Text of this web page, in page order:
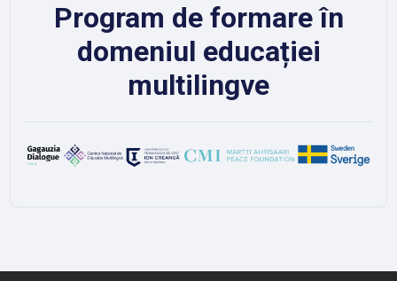
Program de formare în
domeniul educației
multilingve